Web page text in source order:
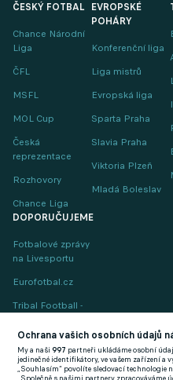
ČESKÝ FOTBAL
Chance Národní
Liga
ČFL
MSFL
MOL Cup
Česká
reprezentace
Rozhovory
Chance Liga
EVROPSKÉ
POHÁRY
Konferenční liga
Liga mistrů
Evropská liga
Sparta Praha
Slavia Praha
Viktoria Plzeň
Mladá Boleslav
DOPORUČUJEME
Fotbalové zprávy
na Livesportu
Eurofotbal.cz
Tribal Football -
(EN)
FlashFutbal (SK)
Ochrana vašich osobních údajů
My a naši997 partneři ukládáme osobní
jedinečné identifikátory, ve vašem zařízení
„Souhlasím“ povolíte sledovací technologie